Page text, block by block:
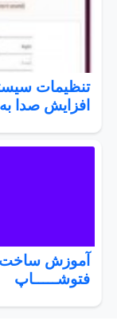
افزایش صدا به بیش
آموزش ساخت
فتوشـــــاپ